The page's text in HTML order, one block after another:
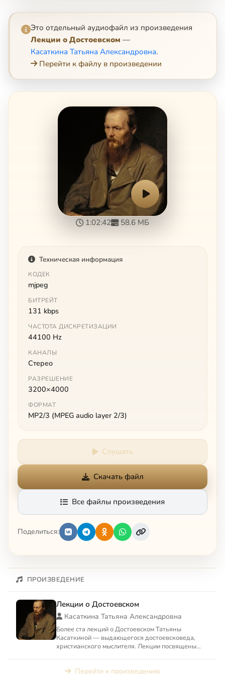
Это отдельный аудиофайл из произведения
Лекции о Достоевском —
Касаткина Татьяна Александровна.
Перейти к файлу в произведении
1:02:42 58.6 МБ
Техническая информация
КОДЕК
mjpeg
БИТРЕЙТ
131 kbps
ЧАСТОТА ДИСКРЕТИЗАЦИИ
44100 Hz
КАНАЛЫ
Стерео
РАЗРЕШЕНИЕ
3200×4000
ФОРМАТ
MP2/3 (MPEG audio layer 2/3)
Слушать
Скачать файл
Все файлы произведения
Поделиться:
ПРОИЗВЕДЕНИЕ
Лекции о Достоевском
Касаткина Татьяна Александровна
Более ста лекций о Достоевском Татьяны
Касаткиной — выдающегося достоевсковеда,
христианского мыслителя. Лекции посвящены
Перейти к произведению